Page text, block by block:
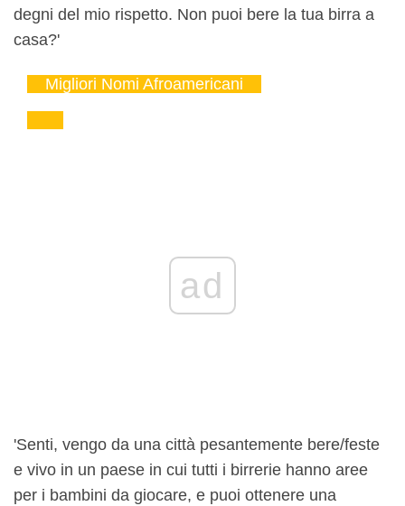
degni del mio rispetto. Non puoi bere la tua birra a
casa?'
Migliori Nomi Afroamericani
ad
'Senti, vengo da una città pesantemente bere/feste
e vivo in un paese in cui tutti i birrerie hanno aree
per i bambini da giocare, e puoi ottenere una